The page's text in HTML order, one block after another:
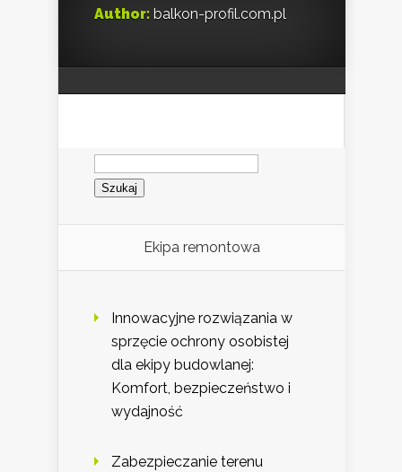
Author: balkon-profil.com.pl
Szukaj:
Ekipa remontowa
Innowacyjne rozwiązania w
sprzęcie ochrony osobistej
dla ekipy budowlanej:
Komfort, bezpieczeństwo i
wydajność
Zabezpieczanie terenu